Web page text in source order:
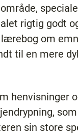
rigtig godt
om
til en mere
henvisninger
sin store